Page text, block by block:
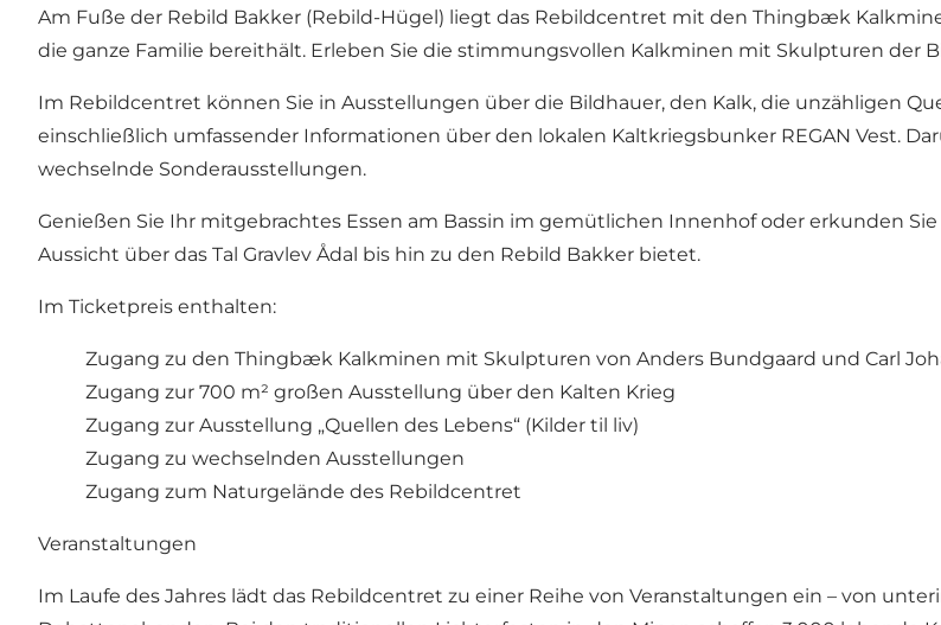
Am Fuße der Rebild Bakker (Rebild-Hügel) liegt das Rebildcentret mit den Thingbæk
die ganze Familie bereithält. Erleben Sie die stimmungsvollen Kalkminen mit Skulpturen der
Im Rebildcentret können Sie in Ausstellungen über die Bildhauer, den Kalk, die unzähligen
einschließlich umfassender Informationen über den lokalen Kaltkriegsbunker REGAN Vest.
wechselnde Sonderausstellungen.
Genießen Sie Ihr mitgebrachtes Essen am Bassin im gemütlichen Innenhof oder erkunden
Aussicht über das Tal Gravlev Ådal bis hin zu den Rebild Bakker bietet.
Im Ticketpreis enthalten:
Zugang zu den Thingbæk Kalkminen mit Skulpturen von Anders Bundgaard und Carl
Zugang zur 700 m² großen Ausstellung über den Kalten Krieg
Zugang zur Ausstellung „Quellen des Lebens“ (Kilder til liv)
Zugang zu wechselnden Ausstellungen
Zugang zum Naturgelände des Rebildcentret
Veranstaltungen
Im Laufe des Jahres lädt das Rebildcentret zu einer Reihe von Veranstaltungen ein – von